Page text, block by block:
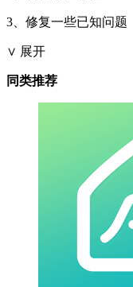
3、修复一些已知问题
∨ 展开
同类推荐